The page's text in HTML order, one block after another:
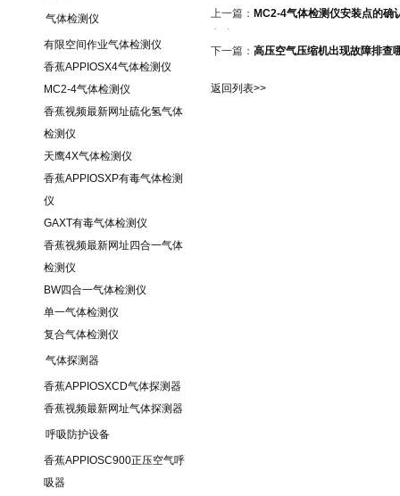
气体检测仪
有限空间作业气体检测仪
香蕉APPIOSX4气体检测仪
MC2-4气体检测仪
香蕉视频最新网址硫化氢气体
检测仪
天鹰4X气体检测仪
香蕉APPIOSXP有毒气体检测
仪
GAXT有毒气体检测仪
香蕉视频最新网址四合一气体
检测仪
BW四合一气体检测仪
单一气体检测仪
复合气体检测仪
气体探测器
香蕉APPIOSXCD气体探测器
香蕉视频最新网址气体探测器
呼吸防护设备
香蕉APPIOSC900正压空气呼
吸器
上一篇： MC2-4气体检测仪安装点的确
下一篇： 高压空气压缩机出现故障排查
返回列表>>